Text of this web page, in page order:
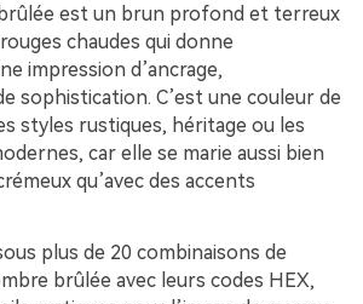
est un brun profond et terreux
chaudes qui donne
impression d’ancrage,
sophistication. C’est une couleur de
styles rustiques, héritage ou les
car elle se marie aussi bien
qu’avec des accents
plus de 20 combinaisons de
brûlée avec leurs codes HEX,